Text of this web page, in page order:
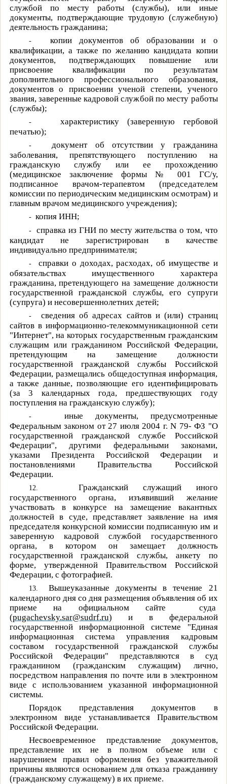
службой по месту работы (службы), или иные
документы, подтверждающие трудовую (служебную)
деятельность гражданина;
-
копии документов об образовании и о
квалификации, а также по желанию кандидата копии
документов, подтверждающих повышение или
присвоение квалификации по результатам
дополнительного профессионального образования,
документов о присвоении ученой степени, ученого
звания, заверенные кадровой службой по месту работы
(службы);
-
характеристику (заверенную гербовой
печатью);
-
документ об отсутствии у гражданина
заболевания, препятствующего поступлению на
гражданскую службу или ее прохождению
(медицинское заключение формы № 001 ГС/у,
подписанное врачом-терапевтом (председателем
комиссии по периодическим медицинским осмотрам) и
главным врачом медицинского учреждения);
- копия ИНН;
-
справка из ГНИ по месту жительства о том, что
кандидат не зарегистрирован в качестве
индивидуально предпринимателя;
-
справки о доходах, расходах, об имуществе и
обязательствах имущественного характера
гражданина, претендующего на замещение должности
государственной гражданской службы, его супруги
(супруга) и несовершеннолетних детей;
-
сведения об адресах сайтов и (или) страниц
сайтов в информационно-телекоммуникационной сети
"Интернет", на которых государственным гражданским
служащим или гражданином Российской Федерации,
претендующим на замещение должности
государственной гражданской службы Российской
Федерации, размещались общедоступная информация,
а также данные, позволяющие его идентифицировать
(за 3 календарных года, предшествующих году
поступления на гражданскую службу);
-
иные документы, предусмотренные
Федеральным законом от 27 июля 2004 г. N 79- ФЗ "О
государственной гражданской службе Российской
Федерации", другими федеральными законами,
указами Президента Российской Федерации и
постановлениями Правительства Российской
Федерации.
12.
Гражданский служащий иного
государственного органа, изъявивший желание
участвовать в конкурсе на замещение вакантных
должностей в суде, представляет заявление на имя
председателя конкурсной комиссии подписанную им и
заверенную кадровой службой государственного
органа, в котором он замещает должность
государственной гражданской службы, анкету по
форме, утвержденной Правительством Российской
Федерации, с фотографией.
13.
Вышеуказанные документы в течение 21
календарного дня со дня размещения объявления об их
приеме на официальном сайте
суда
(pugachevsky.sar@sudrf.ru) и в федеральной
государственной информационной системе "Единая
информационная система управления кадровым
составом государственной гражданской службы
Российской Федерации" представляются в суд
гражданином (гражданским служащим) лично,
посредством направления по почте или в электронном
виде с использованием указанной информационной
системы.
Порядок представления документов в
электронном виде устанавливается Правительством
Российской Федерации.
Несвоевременное представление документов,
представление их не в полном объеме или с
нарушением правил оформления без уважительной
причины являются основанием для отказа гражданину
(гражданскому служащему) в их приеме.